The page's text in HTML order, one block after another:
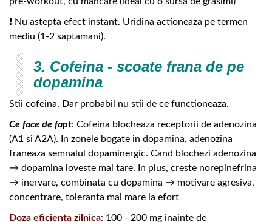
❗ Nu astepta efect instant. Uridina actioneaza pe termen
mediu (1-2 saptamani).
3. Cofeina - scoate frana de pe
dopamina
Stii cofeina. Dar probabil nu stii de ce functioneaza.
Ce face de fapt: Cofeina blocheaza receptorii de adenozina
(A1 si A2A). In zonele bogate in dopamina, adenozina
franeaza semnalul dopaminergic. Cand blochezi adenozina
→ dopamina loveste mai tare. In plus, creste norepinefrina
→ inervare, combinata cu dopamina → motivare agresiva,
concentrare, toleranta mai mare la efort
Doza eficienta zilnica: 100 - 200 mg inainte de